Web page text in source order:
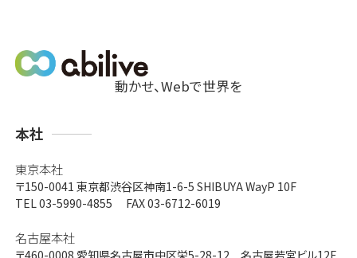
動かせ、Webで世界を
支
本社
東京本社
〒150-0041 東京都渋谷区神南1-6-5 SHIBUYA WayP 10F
TEL 03-5990-4855 FAX 03-6712-6019
名古屋本社
〒460-0008 愛知県名古屋市中区栄5-28-12 名古屋若宮ビル12F